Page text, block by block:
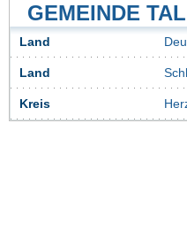
GEMEINDE
Land
Land
Kreis